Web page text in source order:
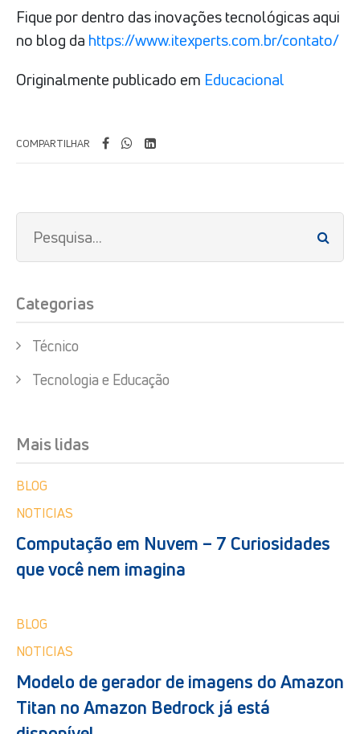
Fique por dentro das inovações tecnológicas aqui
no blog da https://www.itexperts.com.br/contato/
Originalmente publicado em Educacional
COMPARTILHAR
Categorias
Técnico
Tecnologia e Educação
Mais lidas
BLOG
NOTICIAS
Computação em Nuvem – 7 Curiosidades
que você nem imagina
BLOG
NOTICIAS
Modelo de gerador de imagens do Amazon
Titan no Amazon Bedrock já está